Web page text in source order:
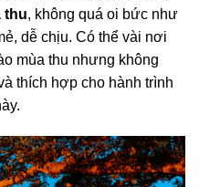
thu, không quá oi bức như
dễ chịu. Có thể vài nơi
mùa thu nhưng không
thích hợp cho hành trình